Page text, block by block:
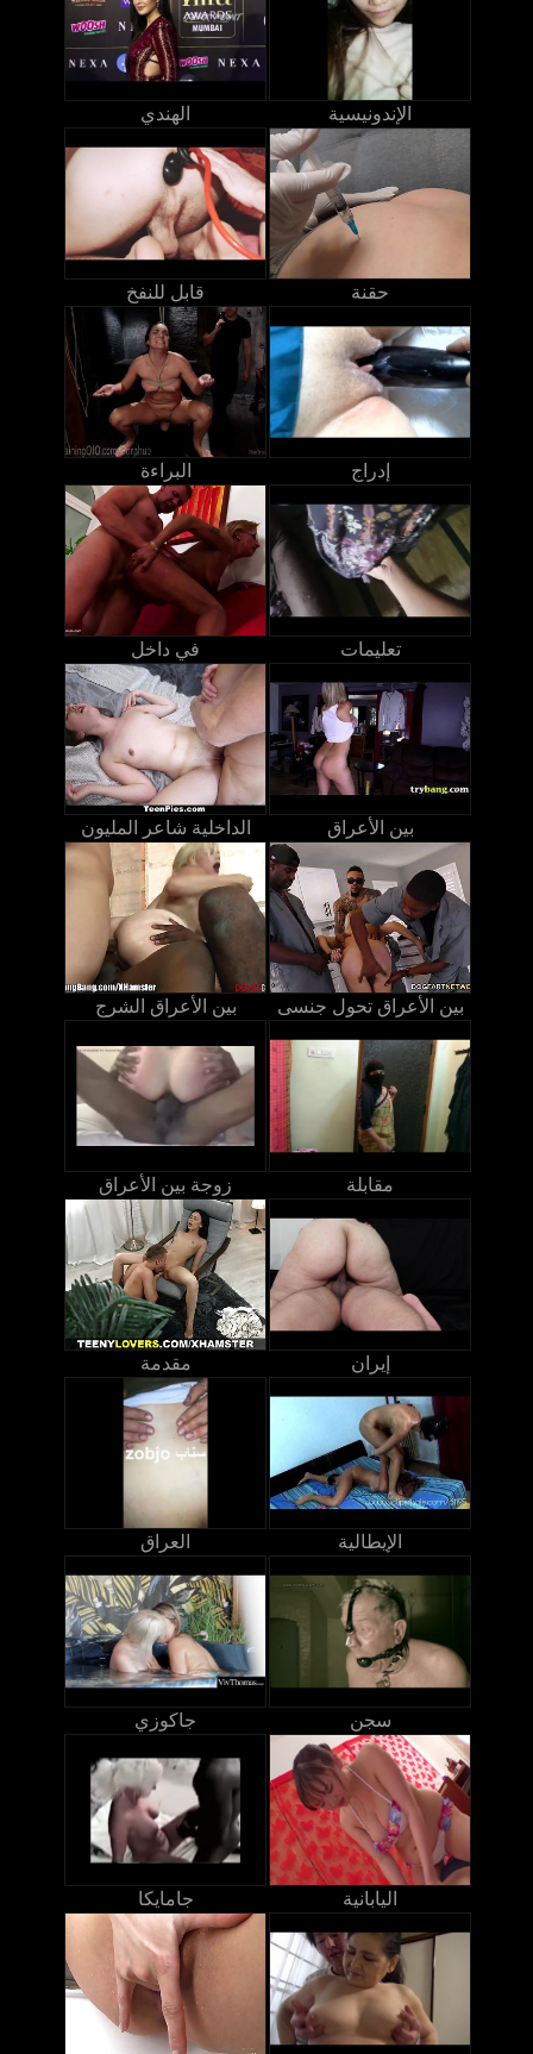
الهندي الإندونيسية
قابل للنفخ حقنة
البراءة إدراج
في داخل تعليمات
الداخلية شاعر المليون بين الأعراق
بين الأعراق الشرج بين الأعراق تحول جنسى
زوجة بين الأعراق مقابلة
مقدمة إيران
العراق الإيطالية
جاكوزي سجن
جامايكا اليابانية